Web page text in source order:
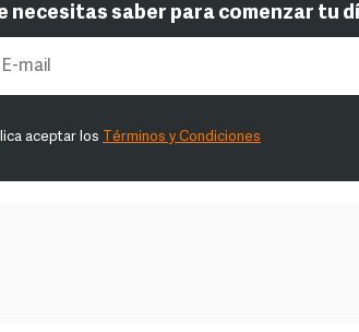
necesitas saber para comenzar tu
aceptar los Términos y Condiciones